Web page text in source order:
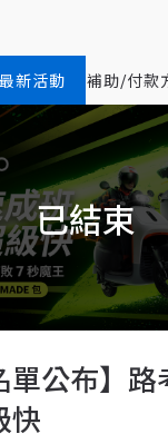
最新活動 補助/付款
單公布】
快